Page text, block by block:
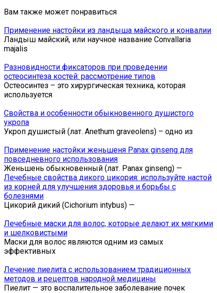
Вам также может понравиться
Применение настойки из ландыша майского и конвалии
Ландыш майский, или научное название Convallaria
majalis
Разновидности фиксаторов при проведении
остеосинтеза костей: рассмотрение типов
Остеосинтез – это хирургическая техника, которая
используется
Свойства и особенности обыкновенного душистого
укропа
Укроп душистый (лат. Anethum graveolens) – одно из
Применение настойки женьшеня Panax ginseng для
повседневного использования
Женьшень обыкновенный (лат. Panax ginseng) —
Лечебные свойства дикого цикория: используйте настой
из корней для улучшения здоровья и борьбы с
болезнями
Цикорий дикий (Cichorium intybus) —
Лечебные маски для волос, которые делают их мягкими
и шелковистыми
Маски для волос являются одним из самых
эффективных
Лечение пиелита с использованием традиционных
методов и рецептов народной медицины
Пиелит — это воспалительное заболевание почек